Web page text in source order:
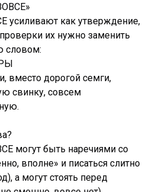
усиливают как утверждение,
их нужно заменить
словом:
вместо дорогой семги,
свинку, совсем
могут быть наречиями со
вполне» и писаться слитно
а могут стоять перед